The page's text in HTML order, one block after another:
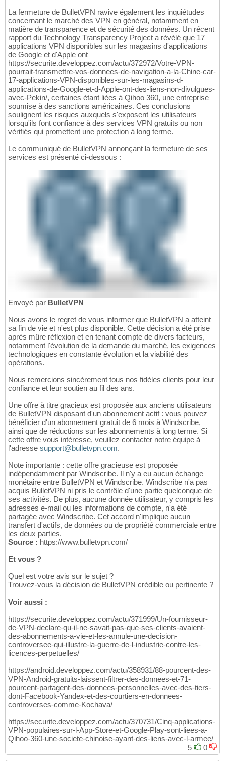
La fermeture de BulletVPN ravive également les inquiétudes
concernant le marché des VPN en général, notamment en
matière de transparence et de sécurité des données. Un récent
rapport du Technology Transparency Project a révélé que 17
applications VPN disponibles sur les magasins d'applications
de Google et d'Apple ont
https://securite.developpez.com/actu/372972/Votre-VPN-
pourrait-transmettre-vos-donnees-de-navigation-a-la-Chine-car-
17-applications-VPN-disponibles-sur-les-magasins-d-
applications-de-Google-et-d-Apple-ont-des-liens-non-divulgues-
avec-Pekin/, certaines étant liées à Qihoo 360, une entreprise
soumise à des sanctions américaines. Ces conclusions
soulignent les risques auxquels s'exposent les utilisateurs
lorsqu'ils font confiance à des services VPN gratuits ou non
vérifiés qui promettent une protection à long terme.
Le communiqué de BulletVPN annonçant la fermeture de ses
services est présenté ci-dessous :
Envoyé par BulletVPN
Nous avons le regret de vous informer que BulletVPN a atteint
sa fin de vie et n'est plus disponible. Cette décision a été prise
après mûre réflexion et en tenant compte de divers facteurs,
notamment l'évolution de la demande du marché, les exigences
technologiques en constante évolution et la viabilité des
opérations.
Nous remercions sincèrement tous nos fidèles clients pour leur
confiance et leur soutien au fil des ans.
Une offre à titre gracieux est proposée aux anciens utilisateurs
de BulletVPN disposant d'un abonnement actif : vous pouvez
bénéficier d'un abonnement gratuit de 6 mois à Windscribe,
ainsi que de réductions sur les abonnements à long terme. Si
cette offre vous intéresse, veuillez contacter notre équipe à
l'adresse support@bulletvpn.com.
Note importante : cette offre gracieuse est proposée
indépendamment par Windscribe. Il n'y a eu aucun échange
monétaire entre BulletVPN et Windscribe. Windscribe n'a pas
acquis BulletVPN ni pris le contrôle d'une partie quelconque de
ses activités. De plus, aucune donnée utilisateur, y compris les
adresses e-mail ou les informations de compte, n'a été
partagée avec Windscribe. Cet accord n'implique aucun
transfert d'actifs, de données ou de propriété commerciale entre
les deux parties.
Source : https://www.bulletvpn.com/
Et vous ?
Quel est votre avis sur le sujet ?
Trouvez-vous la décision de BulletVPN crédible ou pertinente ?
Voir aussi :
https://securite.developpez.com/actu/371999/Un-fournisseur-
de-VPN-declare-qu-il-ne-savait-pas-que-ses-clients-avaient-
des-abonnements-a-vie-et-les-annule-une-decision-
controversee-qui-illustre-la-guerre-de-l-industrie-contre-les-
licences-perpetuelles/
https://android.developpez.com/actu/358931/88-pourcent-des-
VPN-Android-gratuits-laissent-filtrer-des-donnees-et-71-
pourcent-partagent-des-donnees-personnelles-avec-des-tiers-
dont-Facebook-Yandex-et-des-courtiers-en-donnees-
controverses-comme-Kochava/
https://securite.developpez.com/actu/370731/Cinq-applications-
VPN-populaires-sur-l-App-Store-et-Google-Play-sont-liees-a-
Qihoo-360-une-societe-chinoise-ayant-des-liens-avec-l-armee/
5
0